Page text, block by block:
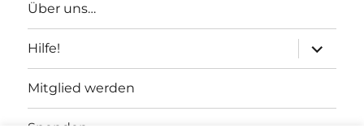
Über uns…
Hilfe!
anzeigen
Mitglied werden
Spenden